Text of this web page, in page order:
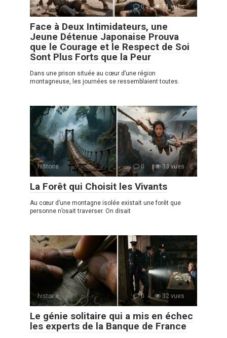
histoire 0 71 vues
Face à Deux Intimidateurs, une
Jeune Détenue Japonaise Prouva
que le Courage et le Respect de Soi
Sont Plus Forts que la Peur
Dans une prison située au cœur d’une région
montagneuse, les journées se ressemblaient toutes.
histoire 0 33 vues
La Forêt qui Choisit les Vivants
Au cœur d’une montagne isolée existait une forêt que
personne n’osait traverser. On disait
histoire 0 32 vues
Le génie solitaire qui a mis en échec
les experts de la Banque de France